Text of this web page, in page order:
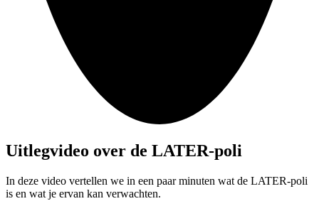
Uitlegvideo over de LATER-poli
In deze video vertellen we in een paar minuten wat de LATER-poli
is en wat je ervan kan verwachten.